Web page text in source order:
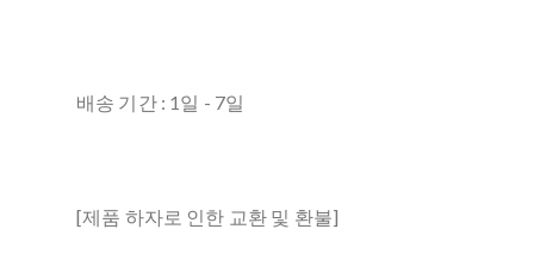
배송 기간 : 1일 - 7일
[제품 하자로 인한 교환 및 환불]